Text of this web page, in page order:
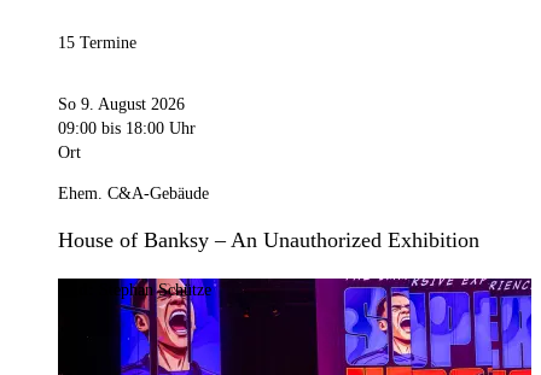
15 Termine
So 9. August 2026
09:00 bis 18:00 Uhr
Ort
Ehem. C&A-Gebäude
House of Banksy – An Unauthorized Exhibition
Stephan Schütze